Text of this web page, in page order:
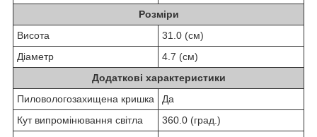
Розміри
Висота
31.0 (см)
Діаметр
4.7 (см)
Додаткові характеристики
Пиловологозахищена кришка
Да
Кут випромінювання світла
360.0 (град.)